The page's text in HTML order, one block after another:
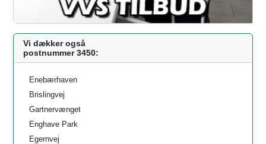
Vi dækker også
postnummer 3450:
Enebærhaven
Brislingvej
Gartnervænget
Enghave Park
Egernvej